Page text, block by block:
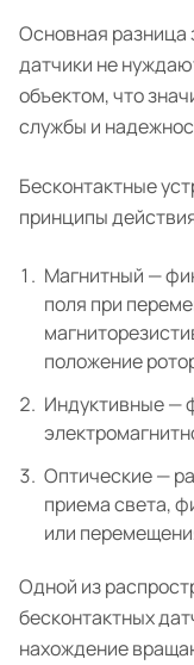
Основная разница
датчики не
объектом, что
службы и
Бесконтактные
принципы
Магнитный —
поля при
положение
Индуктивные —
Оптические —
приема света,
или
Одной из
бесконтактных
нахождение